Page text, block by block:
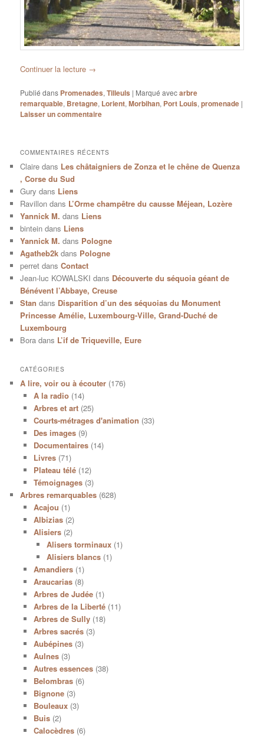
Continuer la lecture →
Publié dans Promenades,Tilleuls | Marqué avecarbre
remarquable, Bretagne, Lorient,Morbihan, Port Louis,promenade |
Laisser un commentaire
COMMENTAIRES RÉCENTS
Claire dans Les châtaigniers de Zonza et le chêne de Quenza
, Corse du Sud
Gury dans Liens
Ravillon dans L’Orme champêtre du causse Méjean, Lozère
Yannick M. dans Liens
bintein dans Liens
Yannick M. dans Pologne
Agatheb2k dans Pologne
perret dansContact
Jean-luc KOWALSKI dans Découverte du séquoia géant de
Bénévent l’Abbaye, Creuse
Stan dans Disparition d’un des séquoias du Monument
Princesse Amélie, Luxembourg-Ville, Grand-Duché de
Luxembourg
Bora dans L’if de Triqueville, Eure
CATÉGORIES
A lire, voir ou à écouter (176)
A la radio(14)
Arbres et art(25)
Courts-métrages d'animation (33)
Des images(9)
Documentaires(14)
Livres(71)
Plateau télé(12)
Témoignages(3)
Arbres remarquables (628)
Acajou (1)
Albizias(2)
Alisiers(2)
Alisers torminaux (1)
Alisiers blancs (1)
Amandiers(1)
Araucarias(8)
Arbres de Judée(1)
Arbres de la Liberté(11)
Arbres de Sully(18)
Arbres sacrés(3)
Aubépines(3)
Aulnes(3)
Autres essences(38)
Belombras(6)
Bignone(3)
Bouleaux(3)
Buis(2)
Calocèdres(6)